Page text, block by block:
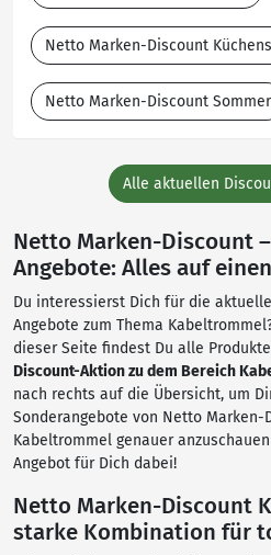
Netto Marken-Discount
Netto Marken-Discount Sommer
Alle aktuellen
Netto Marken-Discount
Angebote: Alles auf
Du interessierst Dich für die
Angebote zum Thema
dieser Seite findest Du alle
Discount-Aktion zu dem Bereich
nach rechts auf die Übersicht, um
Sonderangebote von Netto Marken-
Kabeltrommel genauer
Angebot für Dich dabei!
Netto Marken-Discount
starke Kombination für